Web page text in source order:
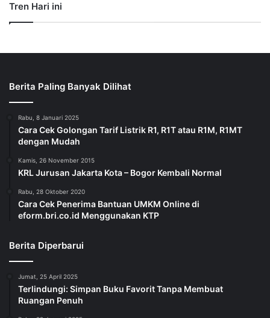
Tren Hari ini
Berita Paling Banyak Dilihat
Rabu, 8 Januari 2025
Cara Cek Golongan Tarif Listrik R1, R1T atau R1M, R1MT
dengan Mudah
Kamis, 26 November 2015
KRL Jurusan Jakarta Kota – Bogor Kembali Normal
Rabu, 28 Oktober 2020
Cara Cek Penerima Bantuan UMKM Online di
eform.bri.co.id Menggunakan KTP
Berita Diperbarui
Jumat, 25 April 2025
Terlindungi: Simpan Buku Favorit Tanpa Membuat
Ruangan Penuh